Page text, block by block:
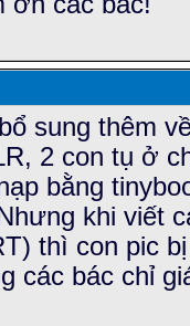
sung thêm
2 con tụ ở
bằng
khi viết
thì con pic
các bác chỉ